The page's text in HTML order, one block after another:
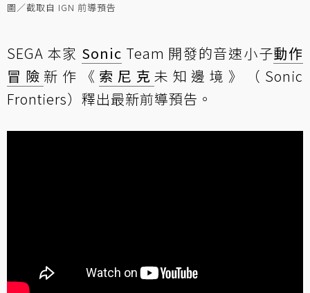
圖／截取自 IGN 前導預告
SEGA 本家 Sonic Team 開發的音速小子動作
冒險 新作《 索尼克未知邊境》（Sonic
Frontiers）釋出最新前導預告。